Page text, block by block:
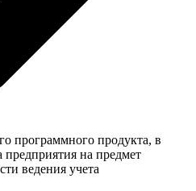
программного продукта, в
предприятия на предмет
ведения учета